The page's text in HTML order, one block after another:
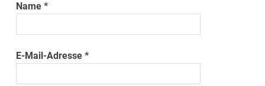
Name*
E-Mail-Adresse*